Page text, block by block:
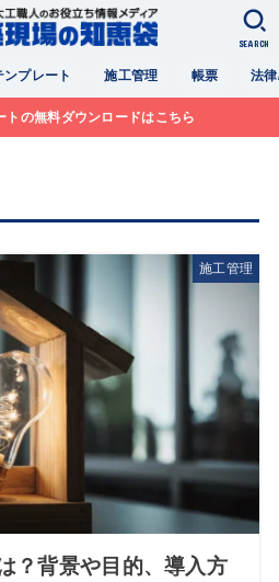
ンプレート 施工管理 帳票 法
SEARCH
トの無料ダウンロードはこちら
施工管理
？背景や目的、導入方